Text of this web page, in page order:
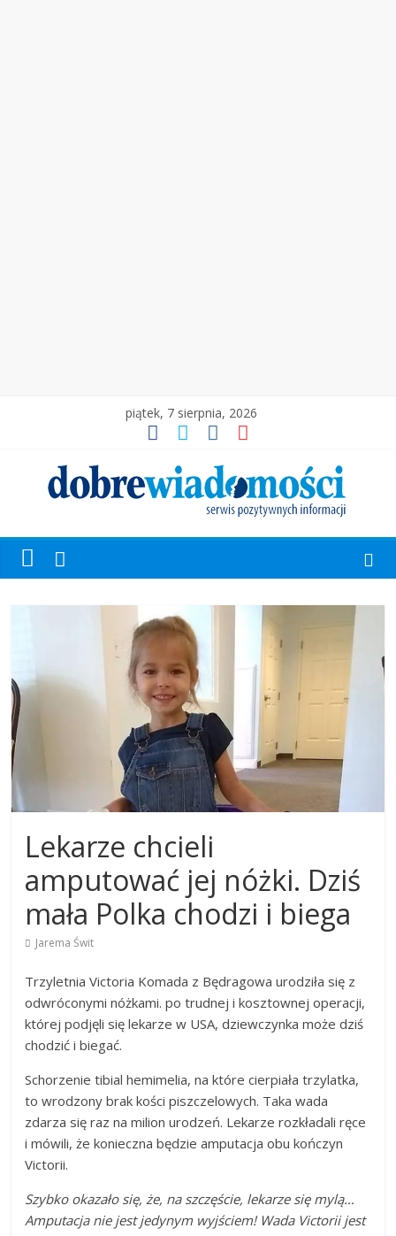
piątek, 7 sierpnia, 2026
Lekarze chcieli
amputować jej nóżki. Dziś
mała Polka chodzi i biega
Jarema Świt
Trzyletnia Victoria Komada z Będragowa urodziła się z
odwróconymi nóżkami. po trudnej i kosztownej operacji,
której podjęli się lekarze w USA, dziewczynka może dziś
chodzić i biegać.
Schorzenie tibial hemimelia, na które cierpiała trzylatka,
to wrodzony brak kości piszczelowych. Taka wada
zdarza się raz na milion urodzeń. Lekarze rozkładali ręce
i mówili, że konieczna będzie amputacja obu kończyn
Victorii.
Szybko okazało się, że, na szczęście, lekarze się mylą…
Amputacja nie jest jedynym wyjściem! Wada Victorii jest